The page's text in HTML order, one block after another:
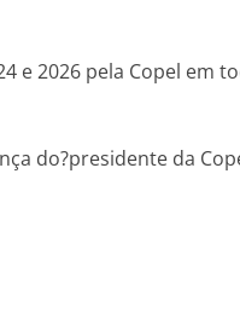
e 2026 pela Copel
do?presidente da